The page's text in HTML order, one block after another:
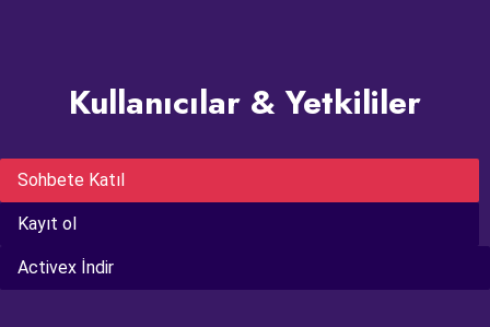
Kullanıcılar & Yetkililer
Sohbete Katıl
Kayıt ol
Activex İndir